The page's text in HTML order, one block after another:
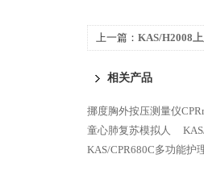
上一篇： KAS/H2008
相关产品
挪度胸外按压测量仪
童心肺复苏模拟人
KAS/CPR680C多功能护